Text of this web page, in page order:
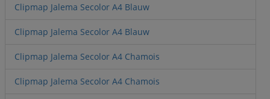
Clipmap Jalema Secolor A4 Blauw
Clipmap Jalema Secolor A4 Blauw
Clipmap Jalema Secolor A4 Chamois
Clipmap Jalema Secolor A4 Chamois